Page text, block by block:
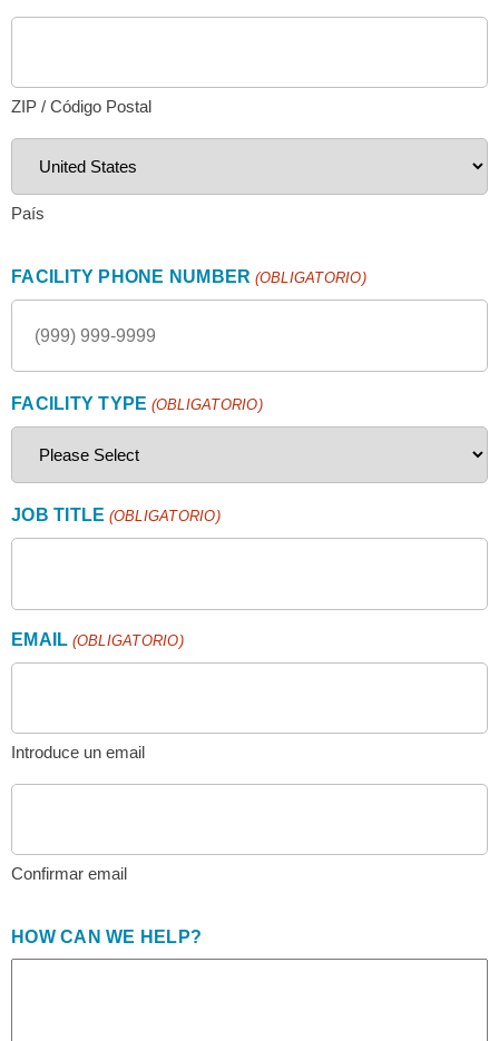
ZIP / Código Postal
País
FACILITY PHONE NUMBER (OBLIGATORIO)
FACILITY TYPE (OBLIGATORIO)
JOB TITLE (OBLIGATORIO)
EMAIL (OBLIGATORIO)
Introduce un email
Confirmar email
HOW CAN WE HELP?